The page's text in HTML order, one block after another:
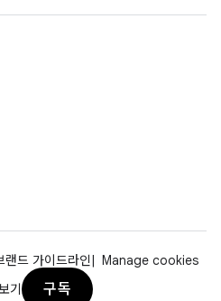
랜드 가이드라인
Manage cookies
기
구독